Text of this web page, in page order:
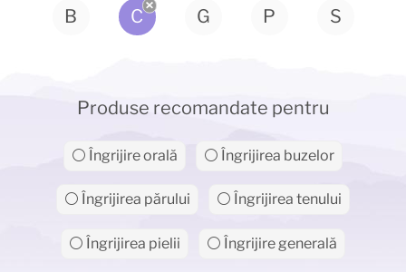
B C G P S
Produse recomandate pentru
⚪ Îngrijire orală ⚪ Îngrijirea buzelor
⚪ Îngrijirea părului ⚪ Îngrijirea tenului
⚪ Îngrijirea pielii ⚪ Îngrijire generală